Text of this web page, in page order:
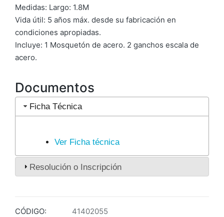
Medidas: Largo: 1.8M
Vida útil: 5 años máx. desde su fabricación en
condiciones apropiadas.
Incluye: 1 Mosquetón de acero. 2 ganchos escala de
acero.
Documentos
Ficha Técnica
Ver Ficha técnica
Resolución o Inscripción
CÓDIGO:
41402055